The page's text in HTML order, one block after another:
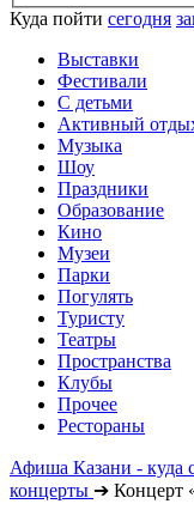
Куда пойти сегодня
Выставки
Фестивали
С детьми
Активный
Музыка
Шоу
Праздники
Образование
Кино
Музеи
Парки
Погулять
Туристу
Театры
Пространства
Клубы
Прочее
Рестораны
Афиша Казани - куда
концерты ➔ Концерт